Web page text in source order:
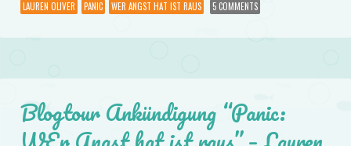
LAUREN OLIVER
PANIC WER ANGST HAT IST RAUS 5 COMMENTS
Blogtour Ankündigung “Panic: